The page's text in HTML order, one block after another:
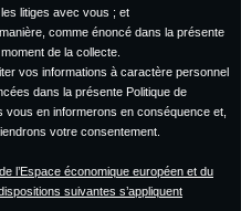
litiges avec vous ; et
comme énoncé dans la présente
de la collecte.
vos informations à caractère personnel
dans la présente Politique de
vous en informerons en conséquence et,
votre consentement.
l’Espace économique européen et du
suivantes s’appliquent